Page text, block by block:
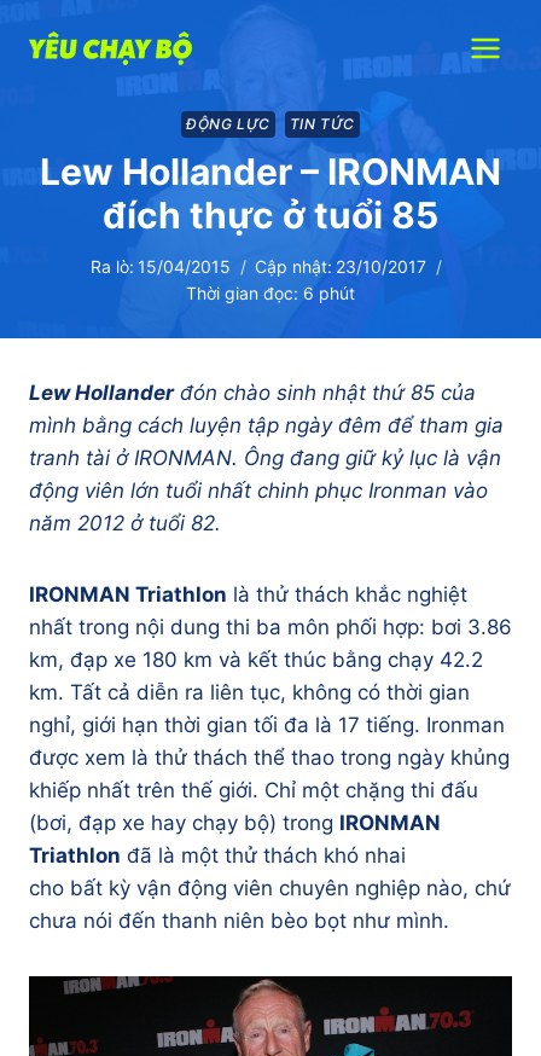
ĐỘNG LỰC TIN TỨC
Lew Hollander – IRONMAN
đích thực ở tuổi 85
Ra lò: 15/04/2015 Cập nhật: 23/10/2017
Thời gian đọc: 6 phút
Lew Hollanderđón chào sinh nhật thứ 85 của
mình bằng cách luyện tập ngày đêm để tham gia
tranh tài ở IRONMAN. Ông đang giữ kỷ lục là vận
động viên lớn tuổi nhất chinh phục Ironman vào
năm 2012 ở tuổi 82.
IRONMAN Triathlon là thử thách khắc nghiệt
nhất trong nội dung thi ba môn phối hợp: bơi 3.86
km, đạp xe 180 km và kết thúc bằng chạy 42.2
km. Tất cả diễn ra liên tục, không có thời gian
nghỉ, giới hạn thời gian tối đa là 17 tiếng. Ironman
được xem là thử thách thể thao trong ngày khủng
khiếp nhất trên thế giới. Chỉ một chặng thi đấu
(bơi, đạp xe hay chạy bộ) trong IRONMAN
Triathlon đã là một thử thách khó nhai
cho bất kỳ vận động viên chuyên nghiệp nào, chứ
chưa nói đến thanh niên bèo bọt như mình.